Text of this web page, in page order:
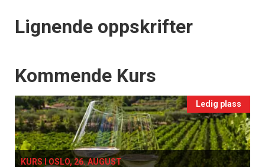
Lignende oppskrifter
Events
Kommende Kurs
Ledig plass
KURS I OSLO, 26. AUGUST